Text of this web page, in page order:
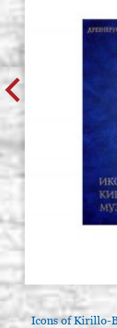
Icons of Kirillo-